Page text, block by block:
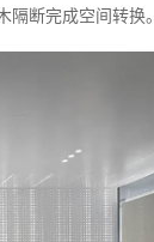
断完成空间转换。